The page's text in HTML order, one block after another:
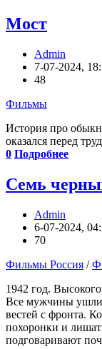
Мост
Admin
7-07-2024,
48
Фильмы
История про
оказался перед
0 Подробнее
Семь
Admin
6-07-2024,
70
Фильмы Россия /
1942 год.
Все мужчины ушли
вестей с фронта.
похоронки и
подговаривают